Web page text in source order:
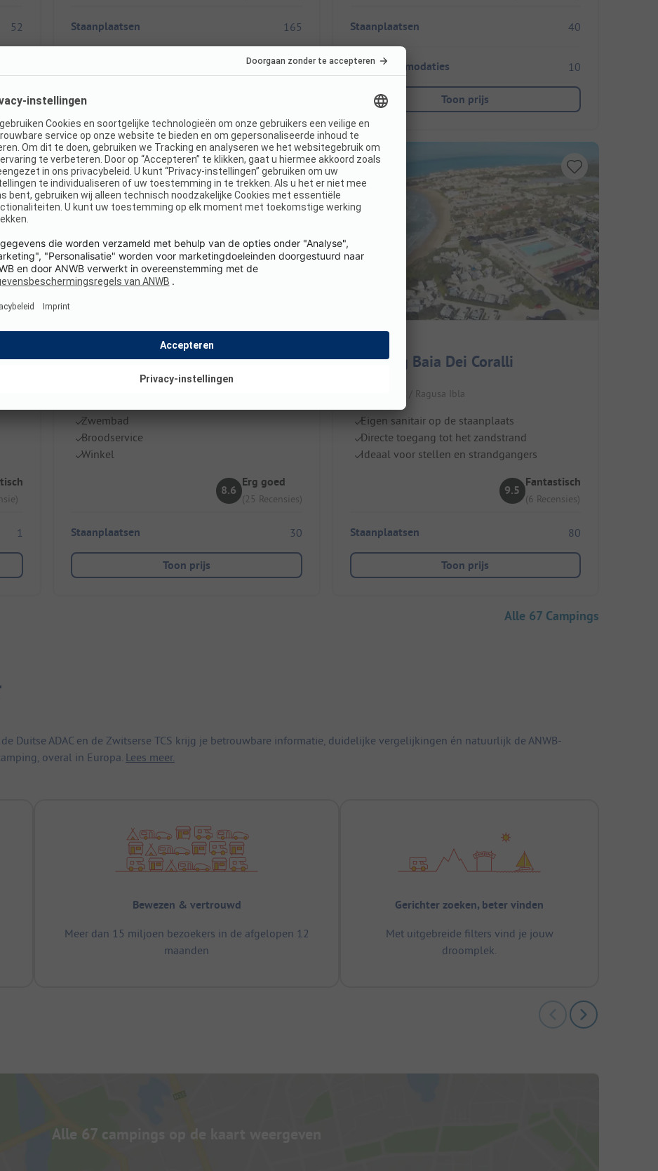
52 Staanplaatsen 165
35
Staanplaatsen 40
Huuraccommodaties 10
Toon prijs
1
Direct boekbaar
Mons Gibel Camping Park
Zwembad
Broodservice
Winkel
8.6
Erg goed
(25 Recensies)
Staanplaatsen 30
Toon prijs
Camping Baia Dei Coralli
Italië / Sicilië / Ragusa Ibla
Eigen sanitair op de staanplaats
Directe toegang tot het zandstrand
Ideaal voor stellen en strandgangers
9.5
Fantastisch
(6 Recensies)
Staanplaatsen 80
Toon prijs
Alle 67 Campings
Duitse ADAC en de Zwitserse TCS krijg je betrouwbare informatie, duidelijke vergelijkingen én natuurlijk de ANWB-
overal in Europa. Lees meer.
Bewezen & vertrouwd
Meer dan 15 miljoen bezoekers in de afgelopen 12
maanden
Gerichter zoeken, beter vinden
Met uitgebreide filters vind je jouw
droomplek.
Alle 67 campings op de kaart weergeven